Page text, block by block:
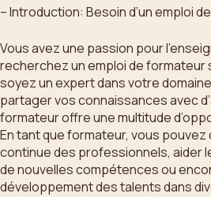
– Introduction: Besoin d’un emploi
Vous avez une passion pour
recherchez un emploi de formateur
soyez un expert dans votre
partager vos connaissances avec
formateur offre une multitude
En tant que formateur, vous
continue des professionnels, aider
de nouvelles compétences ou
développement des talents dans